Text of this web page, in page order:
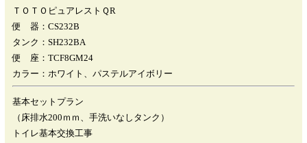
ＴＯＴＯピュアレストＱR
便 器：CS232B
タンク：SH232BA
便 座：TCF8GM24
カラー：ホワイト、パステルアイボリー
基本セットプラン
（床排水200ｍｍ、手洗いなしタンク）
トイレ基本交換工事